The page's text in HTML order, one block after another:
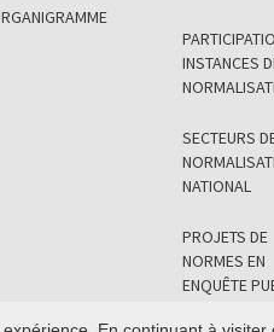
INSTANCES
SECTEURS
NATIONAL
PROJETS DE
NORMES EN
ENQUÊTE